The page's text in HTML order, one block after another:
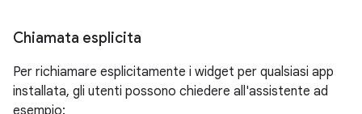
Chiamata esplicita
Per richiamare esplicitamente i widget per qualsiasi app
installata, gli utenti possono chiedere all'assistente ad
esempio: